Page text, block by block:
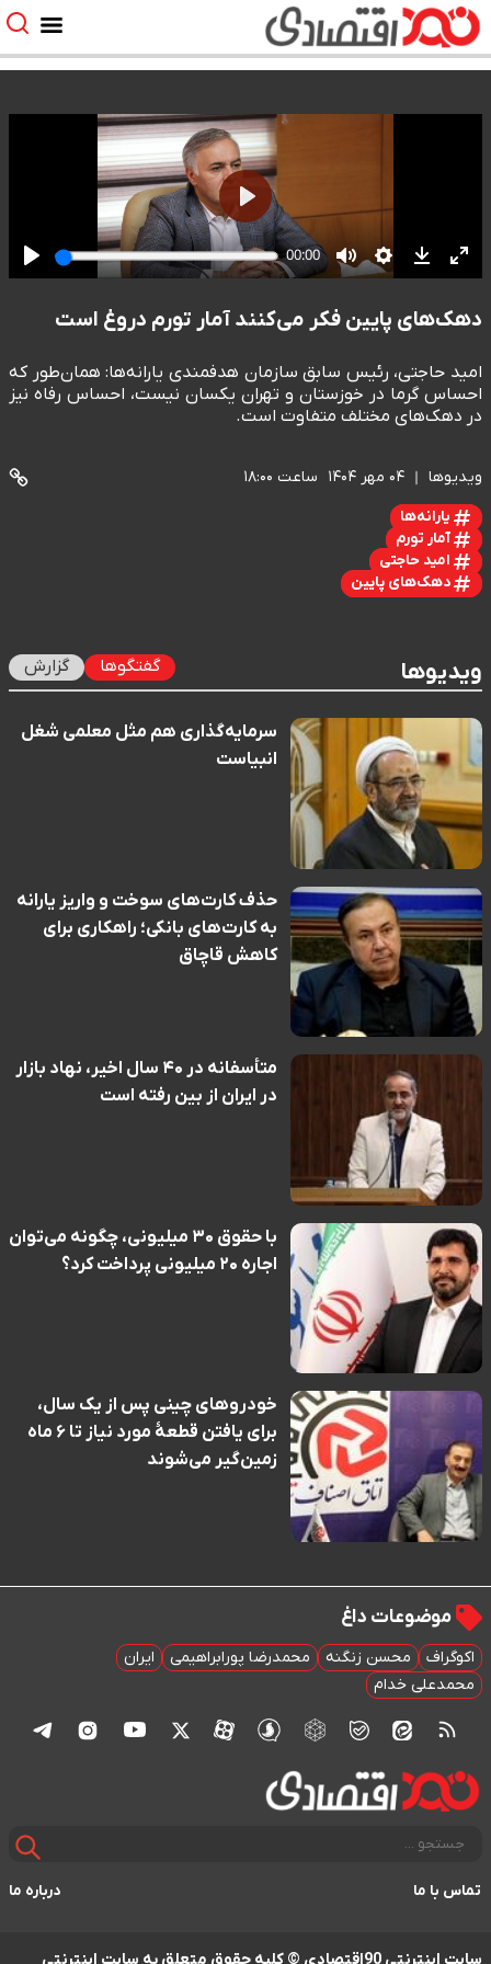
دهک‌های پایین فکر می‌کنند آمار تورم دروغ است
امید حاجتی، رئیس سابق سازمان هدفمندی یارانه‌ها: همان‌طور که
احساس گرما در خوزستان و تهران یکسان نیست، احساس رفاه نیز
در دهک‌های مختلف متفاوت است.
ویدیوها ۰۴ مهر ۱۴۰۴ ساعت ۱۸:۰۰
یارانه‌ها
آمار تورم
امید حاجتی
دهک‌های پایین
ویدیوها گفتگوها گزارش
سرمایه‌گذاری هم مثل معلمی شغل
انبیاست
حذف کارت‌های سوخت و واریز یارانه
به کارت‌های بانکی؛ راهکاری برای
کاهش قاچاق
متأسفانه در ۴۰ سال اخیر، نهاد بازار
در ایران از بین رفته است
با حقوق ۳۰ میلیونی، چگونه می‌توان
اجاره‌ ۲۰ میلیونی پرداخت کرد؟
خودروهای چینی پس از یک سال،
برای یافتن قطعهٔ مورد نیاز تا ۶ ماه
زمین‌گیر می‌شوند
موضوعات داغ
اکوگراف محسن زنگنه محمدرضا پورابراهیمی
ایران
محمدعلی خدام
تماس با ما درباره ما